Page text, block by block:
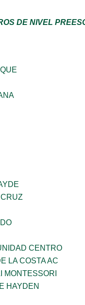
DE NIVEL
CENTRO
LA COSTA AC
MONTESSORI
HAYDEN